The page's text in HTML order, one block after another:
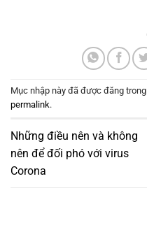
Mục nhập này đã được đăng trong
permalink.
Những điều nên và không
nên để đối phó với virus
Corona